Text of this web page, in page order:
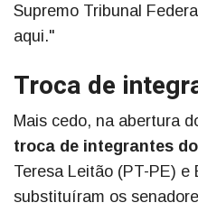
Supremo Tribunal
aqui."
Troca de
Mais cedo, na abertura
troca de integrantes
Teresa Leitão (PT-PE) e
substituíram os